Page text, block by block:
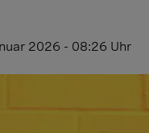
2026 - 08:26 Uhr